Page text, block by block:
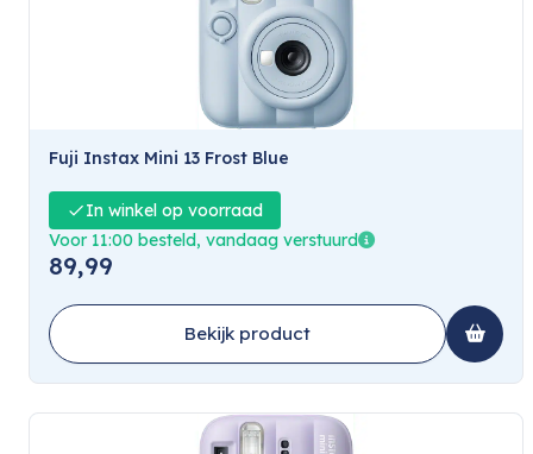
Fuji Instax Mini 13 Frost Blue
In winkel op voorraad
Voor 11:00 besteld, vandaag verstuurd
89,99
Bekijk product